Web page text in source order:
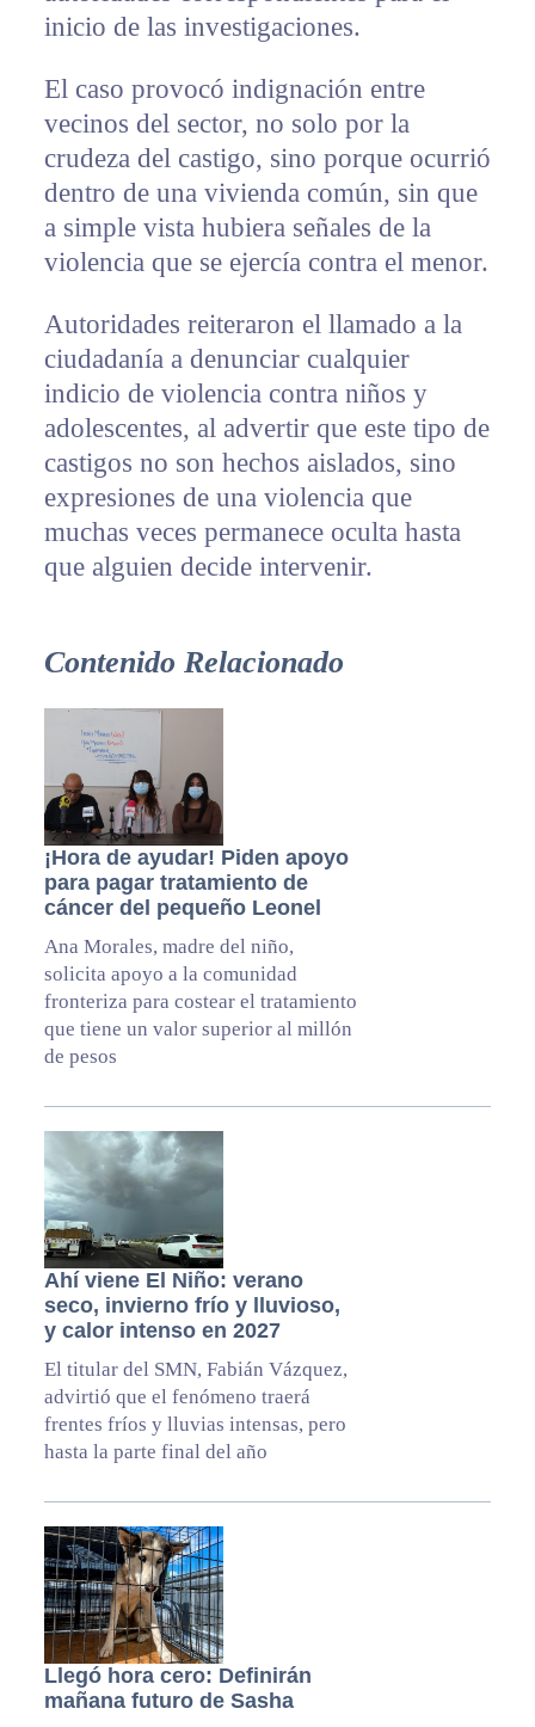
inicio de las investigaciones.
El caso provocó indignación entre
vecinos del sector, no solo por la
crudeza del castigo, sino porque ocurrió
dentro de una vivienda común, sin que
a simple vista hubiera señales de la
violencia que se ejercía contra el menor.
Autoridades reiteraron el llamado a la
ciudadanía a denunciar cualquier
indicio de violencia contra niños y
adolescentes, al advertir que este tipo de
castigos no son hechos aislados, sino
expresiones de una violencia que
muchas veces permanece oculta hasta
que alguien decide intervenir.
Contenido Relacionado
¡Hora de ayudar! Piden apoyo
para pagar tratamiento de
cáncer del pequeño Leonel
Ana Morales, madre del niño,
solicita apoyo a la comunidad
fronteriza para costear el tratamiento
que tiene un valor superior al millón
de pesos
Ahí viene El Niño: verano
seco, invierno frío y lluvioso,
y calor intenso en 2027
El titular del SMN, Fabián Vázquez,
advirtió que el fenómeno traerá
frentes fríos y lluvias intensas, pero
hasta la parte final del año
Llegó hora cero: Definirán
mañana futuro de Sasha